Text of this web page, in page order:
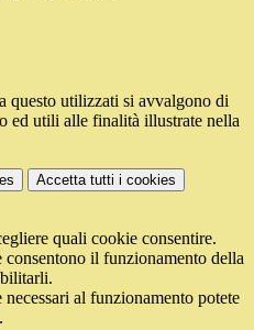
questo utilizzati si avvalgono di
ed utili alle finalità illustrate nella
Accetta tutti i cookies
quali cookie consentire.
il funzionamento della
al funzionamento potete
.